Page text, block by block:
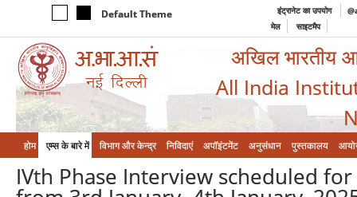
Default Theme इंट्रानेट का उपयोग
मेल
साइटमैप
अखिल भारतीय
All India
होम एम्‍स के बारे में विभाग और केन्‍द्र निविदाएं अपॉइंटमेंट अनुसंधान पुस्तकालय
IVth Phase Interview scheduled